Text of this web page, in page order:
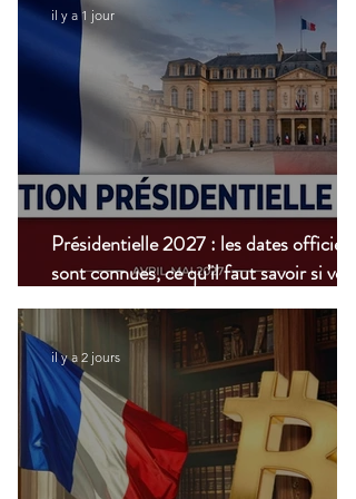
Présidentielle 2027 : les dates officielles
sont connues, ce qu’il faut savoir si vous
vivez à l’étranger
il y a 1 jour
il y a 2 jours